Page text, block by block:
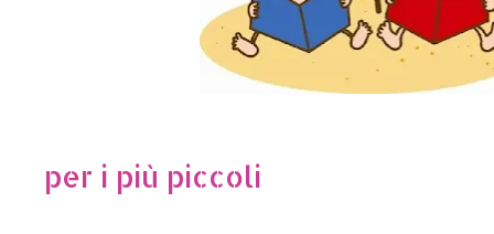
per i più piccoli